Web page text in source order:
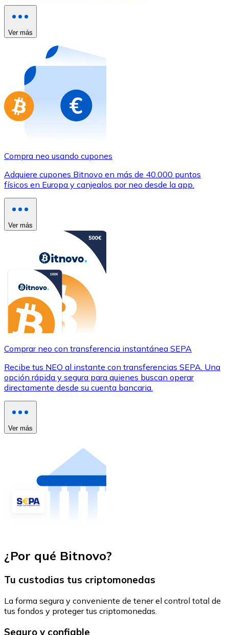
Comprar con tarjeta
Compra tarjetas regalo de tus marcas favoritas con
Ir a la tienda de tarjetas regalo
Ver más
Compra neo usando cupones
Adquiere cupones Bitnovo en más de 40.000 puntos
físicos en Europa y canjealos por neo desde la app.
Ver más
Comprar neo con transferencia instantánea SEPA
Recibe tus NEO al instante con transferencias SEPA. Una
opción rápida y segura para quienes buscan operar
directamente desde su cuenta bancaria.
Ver más
¿Por qué Bitnovo?
Tu custodias tus criptomonedas
La forma segura y conveniente de tener el control total de
tus fondos y proteger tus criptomonedas.
Seguro y confiable